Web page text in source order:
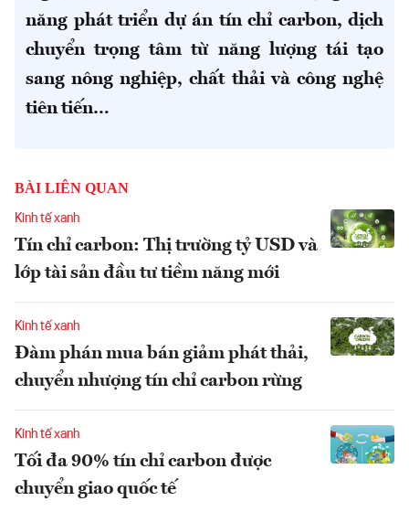
năng phát triển dự án tín chỉ carbon, dịch
chuyển trọng tâm từ năng lượng tái tạo
sang nông nghiệp, chất thải và công nghệ
tiên tiến…
BÀI LIÊN QUAN
Kinh tế xanh
Tín chỉ carbon: Thị trường tỷ USD và
lớp tài sản đầu tư tiềm năng mới
Kinh tế xanh
Đàm phán mua bán giảm phát thải,
chuyển nhượng tín chỉ carbon rừng
Kinh tế xanh
Tối đa 90% tín chỉ carbon được
chuyển giao quốc tế